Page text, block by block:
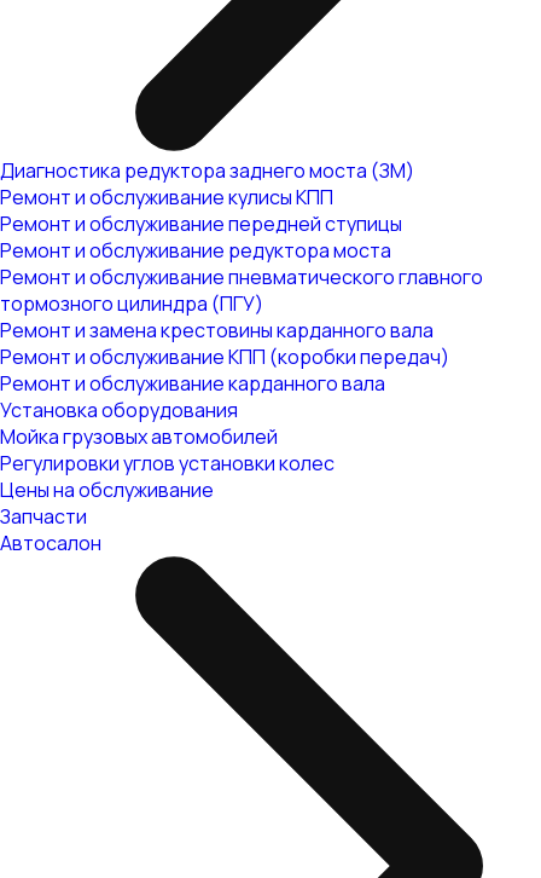
Диагностика редуктора заднего моста (ЗМ)
Ремонт и обслуживание кулисы КПП
Ремонт и обслуживание передней ступицы
Ремонт и обслуживание редуктора моста
Ремонт и обслуживание пневматического главного
тормозного цилиндра (ПГУ)
Ремонт и замена крестовины карданного вала
Ремонт и обслуживание КПП (коробки передач)
Ремонт и обслуживание карданного вала
Установка оборудования
Мойка грузовых автомобилей
Регулировки углов установки колес
Цены на обслуживание
Запчасти
Автосалон